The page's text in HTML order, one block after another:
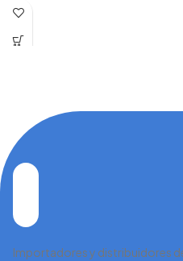
fijación de osteotomías,
Importadores y distribuidores